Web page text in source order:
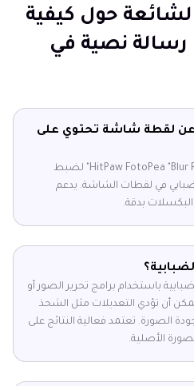
الشائعة حول كيفية
رسالة نصية في
عن لقطة شاشة تحتوي على
استخدم أداة ​HitPaw FotoPea "Blur Repair Model" لضبط
في لقطات الشاشة. يدعم
البكسلات بدقة.
باستخدام برامج تحرير الصور أو
أن تؤدي التعديلات مثل الشحذ
الصورة. تعتمد فعالية النتائج على
الأصلية.